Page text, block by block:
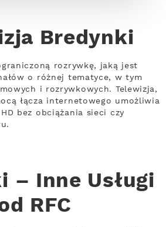
Bredynki
rozrywkę, jaką jest
o różnej tematyce, w tym
i rozrywkowych. Telewizja,
łącza internetowego umożliwia
bez obciążania sieci czy
– Inne Usługi
RFC